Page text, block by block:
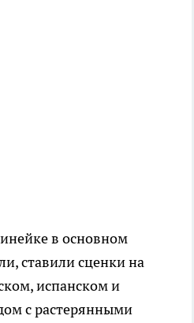
в основном
ставили сценки на
испанском и
с растерянными